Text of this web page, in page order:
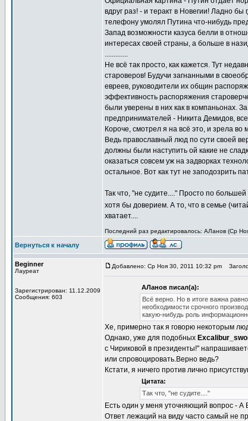
вдруг раз! - и теракт в Новегии! Ладно
телефону умолял Путина что-нибудь
Запад возможности казуса белли в
интересах своей страны, а больше в
.............
Не всё так просто, как кажется. Тут
староверов! Будучи загнанными в
евреев, руководители их общин
эффективность распоряжения
были уверены в них как в компаньонах.
предпринимателей - Никита Демидов,
Короче, смотрел я на всё это, и зрела
Ведь православный люд по сути своей
должны были наступить ой какие не
оказаться совсем уж на задворках
остальное. Вот как тут не заподозрить
Так что, "не судите...." Просто по
хотя бы доверием. А то, что в семье
хватает....
Последний раз редактировалось: АЛанов (Ср
Вернуться к началу
Beginner
Лауреат
Зарегистрирован: 11.12.2009
Сообщения: 603
Добавлено: Ср Ноя 30, 2011 10:32 pm
АЛанов писал(а):
Всё верно. Но в итоге важна
необходимости срочного
какую-нибудь роль
Хе, примерно так я говорю некоторым
Однако, уже для подобных
с Чириковой в президенты!"
или спровоцировать.Верно ведь?
Кстати, я ничего против лично
Цитата:
Так что, "не судите...."
Есть один у меня уточняющий вопрос -
Ответ лежаций на виду часто самый не